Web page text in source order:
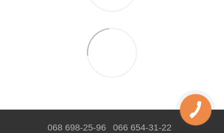
068 698-25-96 066 654-31-22